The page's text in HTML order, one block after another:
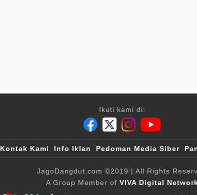
Ikuti kami di:
Kontak Kami Info Iklan Pedoman Media Siber
JagoDangdut.com ©2019 | All Rights
A Group Member of VIVA Digital